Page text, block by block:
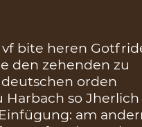
bite heren
den zehenden zu
orden
so Jherlich
am